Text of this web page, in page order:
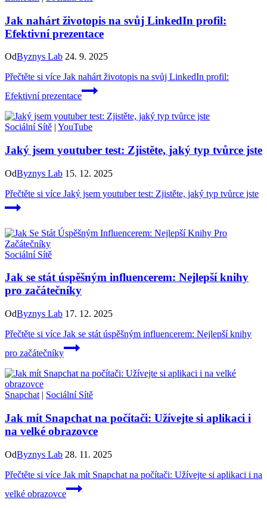
Jak nahárt životopis na svůj LinkedIn profil:
Efektivní prezentace
OdByznys Lab 24. 9. 2025
Přečtěte si více Jak nahárt životopis na svůj LinkedIn profil:
Efektivní prezentace
Sociální Sítě | YouTube
Jaký jsem youtuber test: Zjistěte, jaký typ tvůrce jste
OdByznys Lab 15. 12. 2025
Přečtěte si více Jaký jsem youtuber test: Zjistěte, jaký typ tvůrce jste
Sociální Sítě
Jak se stát úspěšným influencerem: Nejlepší knihy
pro začátečníky
OdByznys Lab 17. 12. 2025
Přečtěte si více Jak se stát úspěšným influencerem: Nejlepší knihy
pro začátečníky
Snapchat | Sociální Sítě
Jak mít Snapchat na počítači: Užívejte si aplikaci i
na velké obrazovce
OdByznys Lab 28. 11. 2025
Přečtěte si více Jak mít Snapchat na počítači: Užívejte si aplikaci i na
velké obrazovce